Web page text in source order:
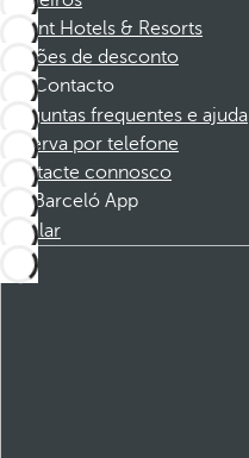
Dorint Hotels & Resorts
Cupões de desconto
Contacto
Perguntas frequentes e ajuda
Reserva por telefone
Contacte connosco
Barceló App
Instalar